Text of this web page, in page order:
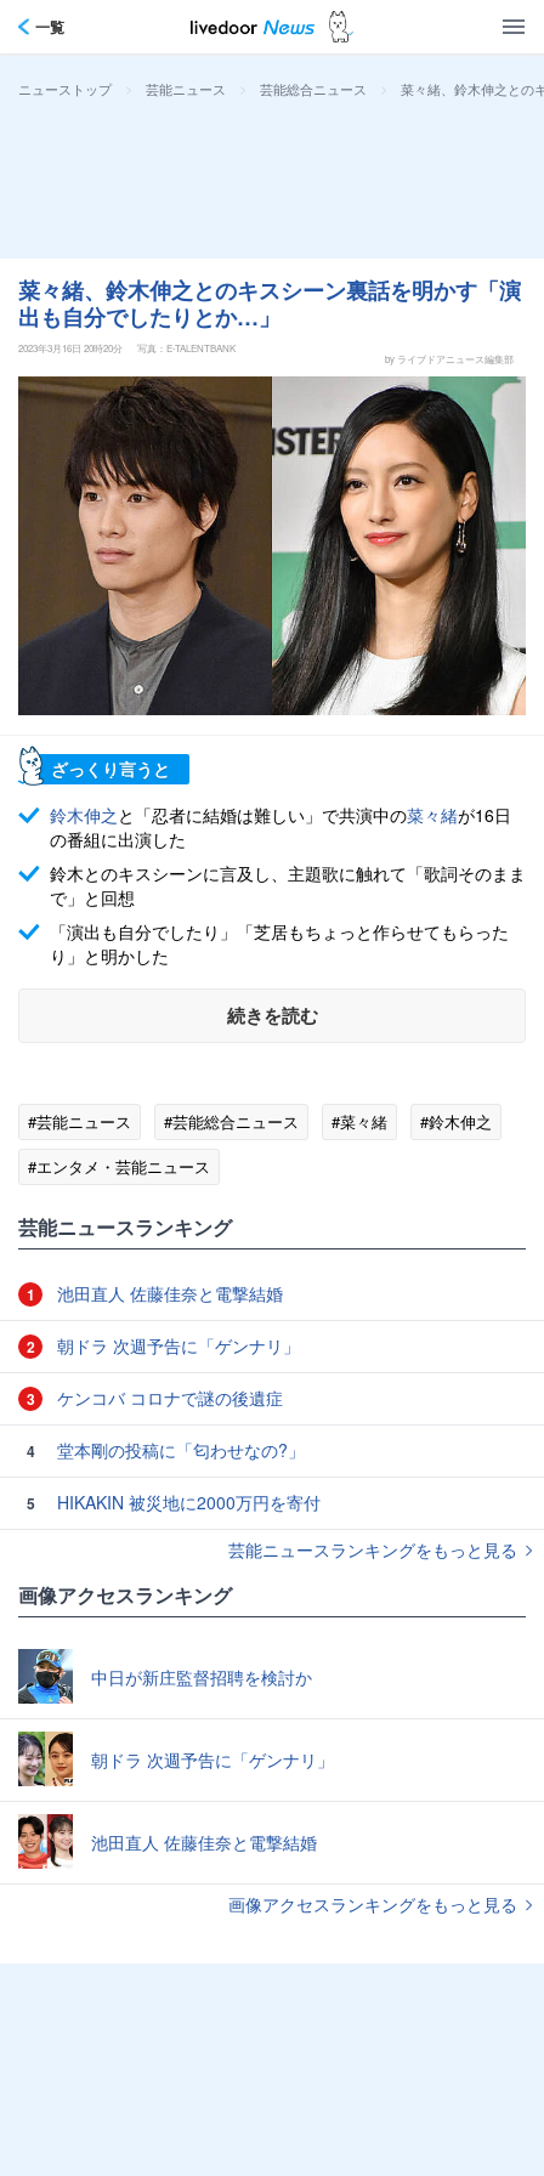
一覧
ニューストップ > 芸能ニュース > 芸能総合ニュース > 菜々緒、鈴木伸之との
菜々緒、鈴木伸之とのキスシーン裏話を明かす「演
出も自分でしたりとか…」
2023年3月16日 20時20分
写真：E-TALENTBANK
by ライブドアニュース編集部
ざっくり言うと
鈴木伸之 と「忍者に結婚は難しい」で共演中の菜々緒が16日
の番組に出演した
鈴木とのキスシーンに言及し、主題歌に触れて「歌詞そのまま
で」と回想
「演出も自分でしたり」「芝居もちょっと作らせてもらった
り」と明かした
続きを読む
#芸能ニュース #芸能総合ニュース #菜々緒
#鈴木伸之
#エンタメ・芸能ニュース
芸能ニュースランキング
1 池田直人 佐藤佳奈と電撃結婚
2 朝ドラ 次週予告に「ゲンナリ」
3 ケンコバ コロナで謎の後遺症
4 堂本剛の投稿に「匂わせなの?」
5
HIKAKIN 被災地に2000万円を寄付
芸能ニュースランキングをもっと見る
画像アクセスランキング
中日が新庄監督招聘を検討か
朝ドラ 次週予告に「ゲンナリ」
池田直人 佐藤佳奈と電撃結婚
画像アクセスランキングをもっと見る